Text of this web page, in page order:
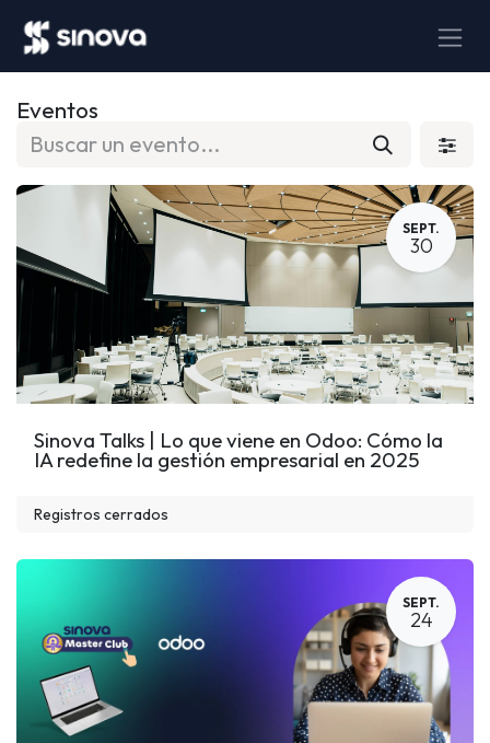
Eventos
SEPT.
30
Sinova Talks | Lo que viene en Odoo: Cómo la
IA redefine la gestión empresarial en 2025
Registros cerrados
SEPT.
24